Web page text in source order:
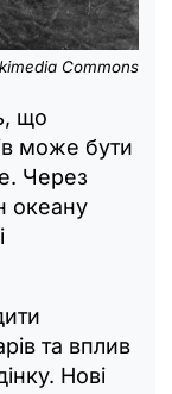
Commons
що
може бути
Через
океану
та вплив
Нові